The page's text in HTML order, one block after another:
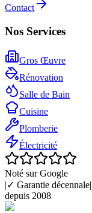
Contact
Nos Services
Gros Œuvre
Rénovation
Salle de Bain
Cuisine
Plomberie
Électricité
Noté sur Google
✓ Garantie décennale
depuis 2008